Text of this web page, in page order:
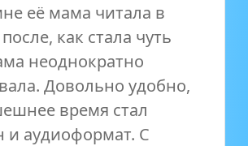
её мама читала в
как стала чуть
неоднократно
Довольно удобно,
время стал
и аудиоформат. С